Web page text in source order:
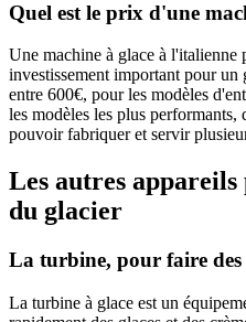
Quel est le prix d'une
Une machine à glace à l'italienne
investissement important pour
entre 600€, pour les modèles
les modèles les plus
pouvoir fabriquer et servir
Les autres appareils
du glacier
La turbine, pour faire des
La turbine à glace est un